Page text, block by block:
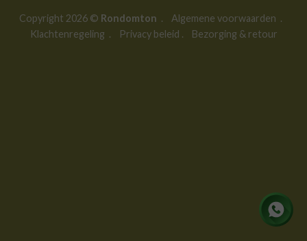
Copyright 2026 © Rondomton . Algemene voorwaarden .
Klachtenregeling . Privacy beleid . Bezorging & retour